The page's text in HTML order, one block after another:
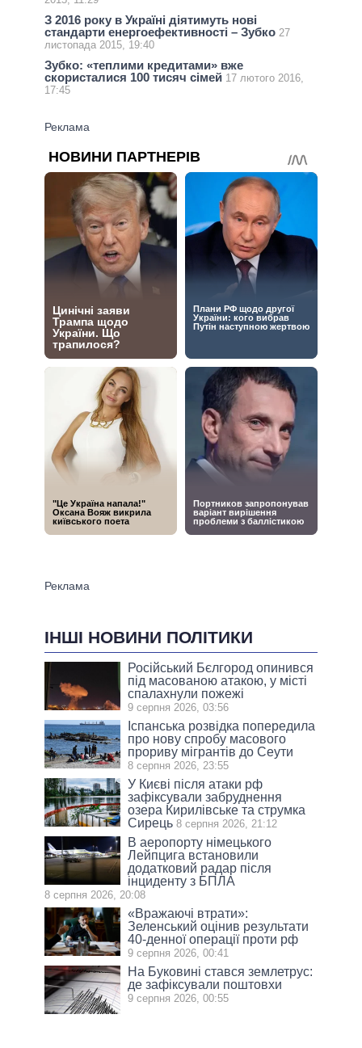
З 2016 року в Україні діятимуть нові
стандарти енергоефективності – Зубко 27
листопада 2015, 19:40
Зубко: «теплими кредитами» вже
скористалися 100 тисяч сімей 17 лютого 2016,
17:45
ІНШІ НОВИНИ ПОЛІТИКИ
Російський Бєлгород опинився
під масованою атакою, у місті
спалахнули пожежі
9 серпня 2026, 03:56
Іспанська розвідка попередила
про нову спробу масового
прориву мігрантів до Сеути
8 серпня 2026, 23:55
У Києві після атаки рф
зафіксували забруднення
озера Кирилівське та струмка
Сирець 8 серпня 2026, 21:12
В аеропорту німецького
Лейпцига встановили
додатковий радар після
інциденту з БПЛА
8 серпня 2026, 20:08
«Вражаючі втрати»:
Зеленський оцінив результати
40-денної операції проти рф
9 серпня 2026, 00:41
На Буковині стався землетрус:
де зафіксували поштовхи
9 серпня 2026, 00:55